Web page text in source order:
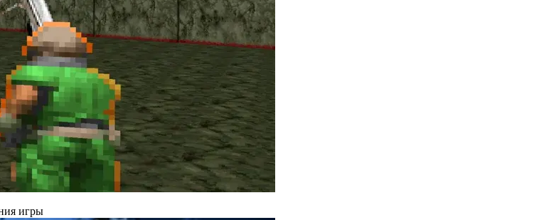
игры